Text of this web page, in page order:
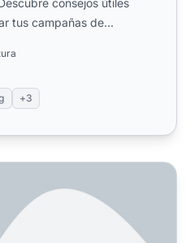
tus campañas de
+3
iniciar una campaña de